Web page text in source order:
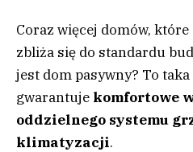
Coraz więcej domów,
zbliża się do standardu
jest dom pasywny? To
gwarantuje komfortowe
oddzielnego systemu
klimatyzacji.